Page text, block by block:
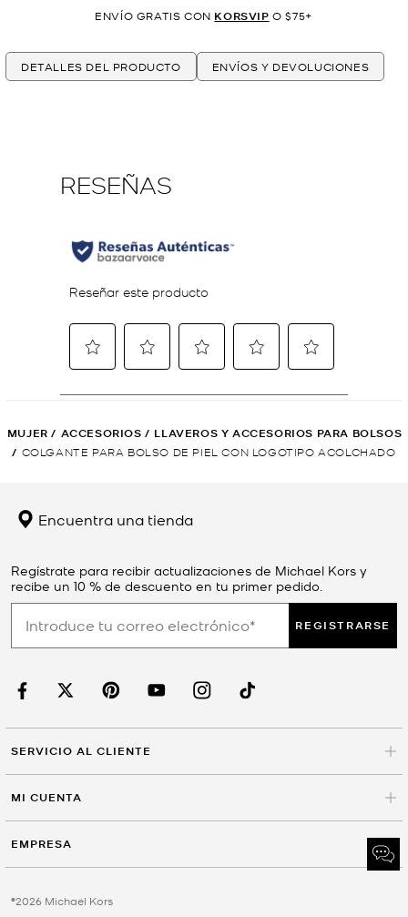
ENVÍO GRATIS CON KORSVIP O $75+
DETALLES DEL PRODUCTO ENVÍOS Y DEVOLUCIONES
MUJER / ACCESORIOS / LLAVEROS Y ACCESORIOS PARA BOLSOS
/ COLGANTE PARA BOLSO DE PIEL CON LOGOTIPO ACOLCHADO
Encuentra una tienda
Regístrate para recibir actualizaciones de Michael Kors y
recibe un 10 % de descuento en tu primer pedido.
REGISTRARSE
SERVICIO AL CLIENTE
MI CUENTA
EMPRESA
©2026 Michael Kors